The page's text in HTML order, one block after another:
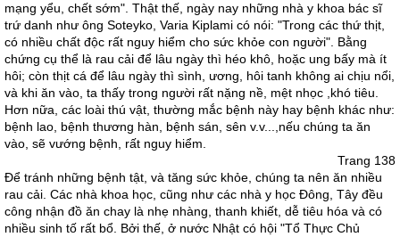
mạng yểu, chết sớm". Thật thế, ngày nay những nhà y khoa bác sĩ
trứ danh như ông Soteyko, Varia Kiplami có nói: "Trong các thứ thịt,
có nhiều chất độc rất nguy hiểm cho sức khỏe con người". Bằng
chứng cụ thể là rau cải để lâu ngày thì héo khô, hoặc ung bấy mà ít
hôi; còn thịt cá để lâu ngày thì sình, ương, hôi tanh không ai chịu nổi,
và khi ăn vào, ta thấy trong người rất nặng nề, mệt nhọc ,khó tiêu.
Hơn nữa, các loài thú vật, thường mắc bệnh này hay bệnh khác như:
bệnh lao, bệnh thương hàn, bệnh sán, sên v.v...,nếu chúng ta ăn
vào, sẽ vướng bệnh, rất nguy hiểm.
Trang 138
Ðể tránh những bệnh tật, và tăng sức khỏe, chúng ta nên ăn nhiều
rau cải. Các nhà khoa học, cũng như các nhà y học Ðông, Tây đều
công nhận đồ ăn chay là nhẹ nhàng, thanh khiết, dễ tiêu hóa và có
nhiều sinh tố rất bổ. Bởi thế, ở nước Nhật có hội "Tổ Thực Chủ